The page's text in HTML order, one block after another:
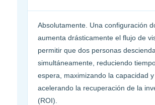
Absolutamente. Una configuración
aumenta drásticamente el flujo de
permitir que dos personas
simultáneamente, reduciendo
espera, maximizando la capacidad y
acelerando la recuperación de la
(ROI).